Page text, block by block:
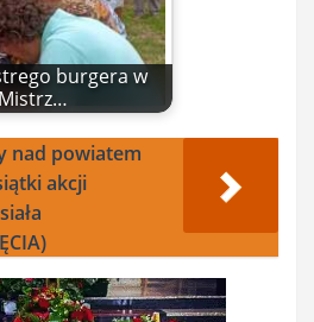
burgera w
nad powiatem
akcji